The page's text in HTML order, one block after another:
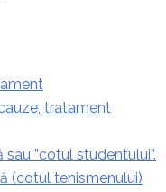
tratament
”cotul studentului”.
(cotul tenismenului)